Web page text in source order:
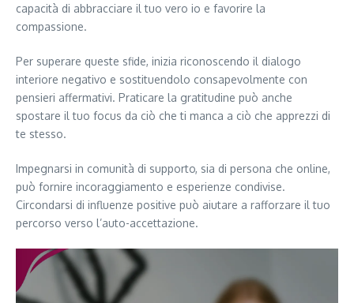
capacità di abbracciare il tuo vero io e favorire la
compassione.
Per superare queste sfide, inizia riconoscendo il dialogo
interiore negativo e sostituendolo consapevolmente con
pensieri affermativi. Praticare la gratitudine può anche
spostare il tuo focus da ciò che ti manca a ciò che apprezzi di
te stesso.
Impegnarsi in comunità di supporto, sia di persona che online,
può fornire incoraggiamento e esperienze condivise.
Circondarsi di influenze positive può aiutare a rafforzare il tuo
percorso verso l’auto-accettazione.